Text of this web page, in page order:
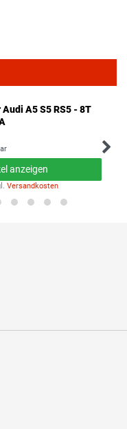
A5 S5 RS5 - 8T
anzeigen
Versandkosten